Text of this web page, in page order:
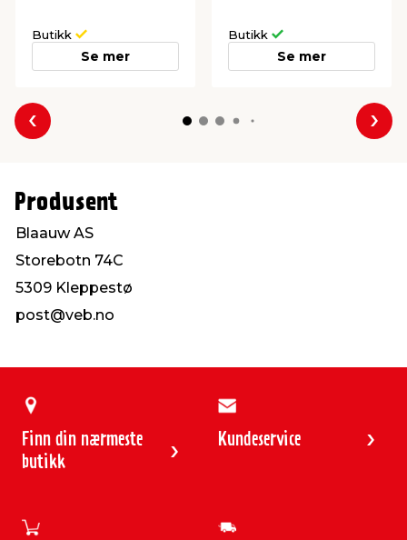
Butikk
Se mer
Butikk
Se mer
Forrige
Produsent
Blaauw AS
Storebotn 74C
5309 Kleppestø
post@veb.no
Finn din nærmeste
butikk
Kundeservice